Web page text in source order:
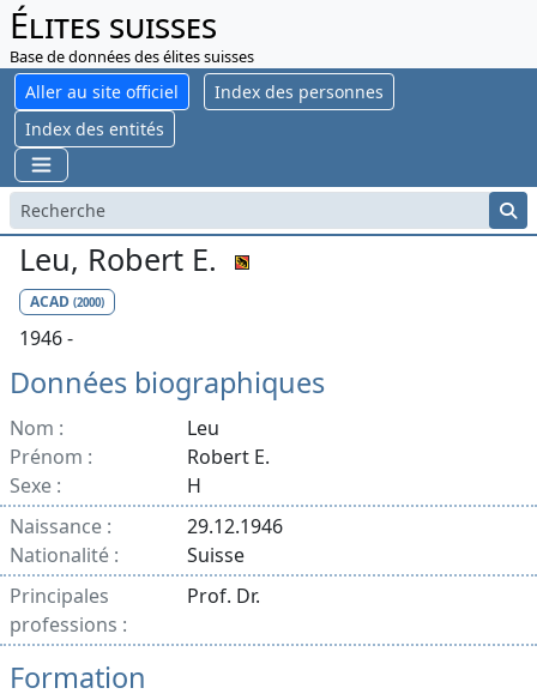
Élites suisses
Base de données des élites suisses
Aller au site officiel
Index des personnes
Index des entités
Leu, Robert E.
ACAD (2000)
1946 -
Données biographiques
Nom :
Leu
Prénom :
Robert E.
Sexe :
H
Naissance :
29.12.1946
Nationalité :
Suisse
Principales
professions :
Prof. Dr.
Formation